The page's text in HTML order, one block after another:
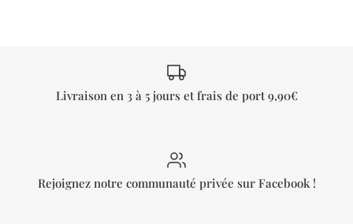
Livraison en 3 à 5 jours et frais de port 9,90€
Rejoignez notre communauté privée sur Facebook !